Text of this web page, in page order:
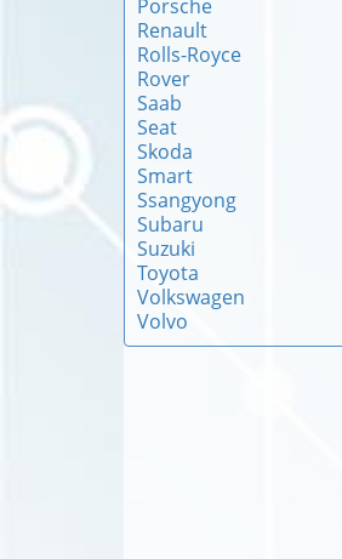
Porsche
Renault
Rolls-Royce
Rover
Saab
Seat
Skoda
Smart
Ssangyong
Subaru
Suzuki
Toyota
Volkswagen
Volvo